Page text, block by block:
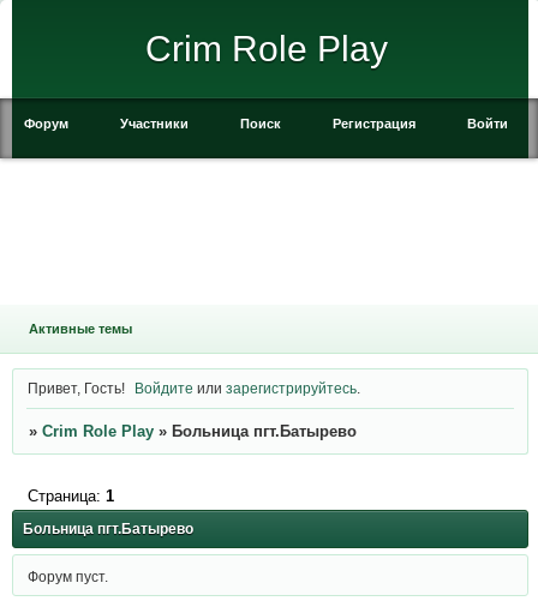
Crim Role Play
Форум Участники Поиск Регистрация Войти
Активные темы
Привет, Гость! Войдите илизарегистрируйтесь
» Crim Role Play » Больница пгт.Батырево
Больница пгт.Батырево
Страница: 1
Форум пуст.